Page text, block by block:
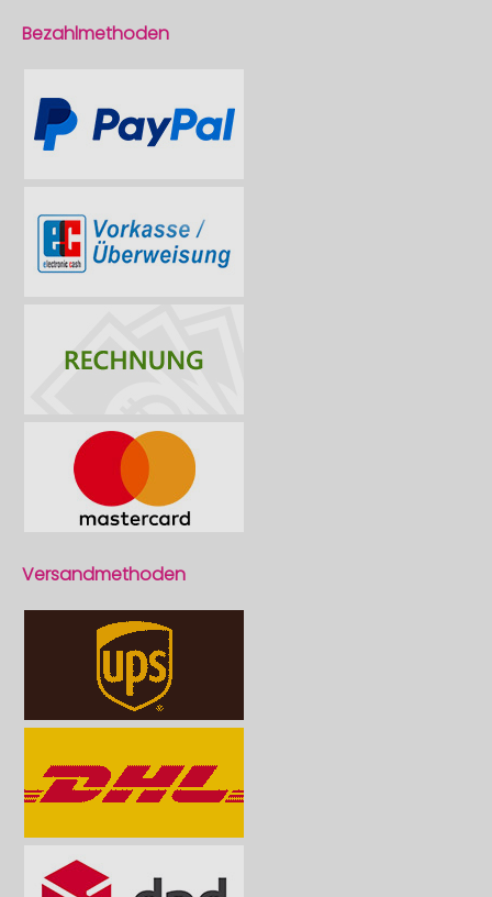
Bezahlmethoden
Versandmethoden